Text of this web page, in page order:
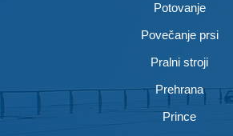
Potovanje
Povečanje prsi
Pralni stroji
Prehrana
Prince